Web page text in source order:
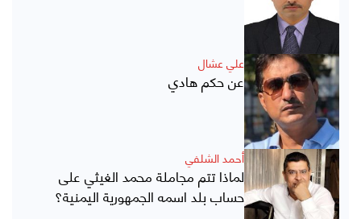
علي عشال
عن حكم هادي
أحمد الشلفي
لماذا تتم مجاملة محمد الغيثي على
حساب بلد اسمه الجمهورية اليمنية؟